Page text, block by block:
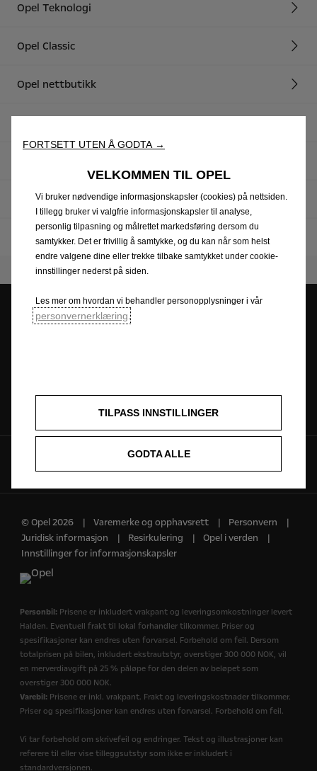
Opel Teknologi
Opel Classic
Opel nettbutikk
OPEL x NHF
Opel Experimental
© Opel 2026 Varemerke og opphavsrett
Personvern
Juridisk informasjon
Resirkulering
Opel i verden
Innstillinger for informasjonskapsler
Personbil: Prisene er inkludert vrakpant og leveringsomkostninger levert
Halden. Eventuell frakt til lokal forhandler tilkommer. Priser og
spesifikasjoner kan endres uten forvarsel. Forbehold om feil. Dersom
totalprisen på bilen, inkludert ekstrautstyr, overstiger 300 000 NOK, vil
en merverdiavgift på 25 % påløpe for den delen av beløpet som
overstiger 300 000 NOK.
Varebil: Prisene er inkl. vrakpant. Frakt og leveringskostnader tilkommer.
Priser og spesifikasjoner kan endres uten forvarsel. Forbehold om feil.
Vi tar forbehold om skrivefeil og endringer. Tekst og illustrasjoner kan
referere til eller vise tilleggsutstyr som ikke er inkludert i
standardversjonen.
FORTSETT UTEN Å GODTA →
VELKOMMEN TIL OPEL
Vi bruker nødvendige informasjonskapsler (cookies) på nettsiden.
I tillegg bruker vi valgfrie informasjonskapsler til analyse,
personlig tilpasning og målrettet markedsføring dersom du
samtykker. Det er frivillig å samtykke, og du kan når som helst
endre valgene dine eller trekke tilbake samtykket under cookie-
innstillinger nederst på siden.
Les mer om hvordan vi behandler personopplysninger i vår
personvernerklæring.
TILPASS INNSTILLINGER
GODTA ALLE